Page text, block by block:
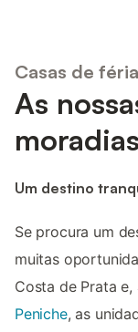
Casas de
As
Um destino
Se procura um
muitas
Costa de Prata
Peniche, as